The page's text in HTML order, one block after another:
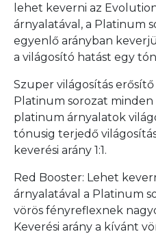
lehet keverni az
árnyalatával, a Platinum
egyenlő arányban
a világosító hatást egy
Szuper világosítás
Platinum sorozat minden
platinum árnyalatok
tónusig terjedő
keverési arány 1:1.
Red Booster: Lehet
árnyalatával a Platinum
vörös fényreflexnek
Keverési arány a kívánt